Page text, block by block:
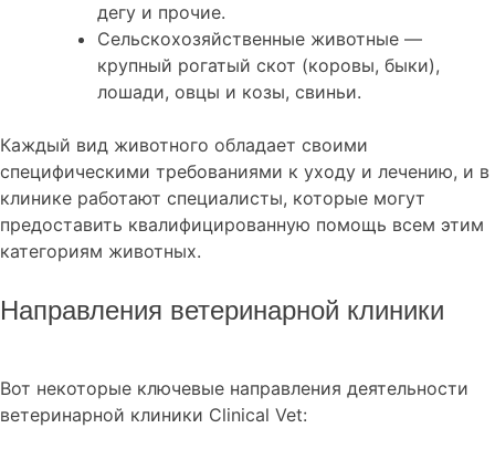
дегу и прочие.
Сельскохозяйственные животные —
крупный рогатый скот (коровы, быки),
лошади, овцы и козы, свиньи.
Каждый вид животного обладает своими
специфическими требованиями к уходу и лечению, и в
клинике работают специалисты, которые могут
предоставить квалифицированную помощь всем этим
категориям животных.
Направления ветеринарной клиники
Вот некоторые ключевые направления деятельности
ветеринарной клиники Clinical Vet: